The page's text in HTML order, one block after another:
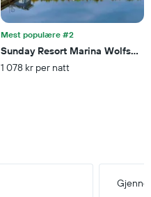
Mest populære #2
Sunday Resort Marina
1 078 kr per natt